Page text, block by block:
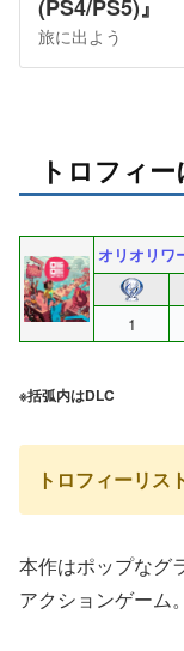
(PS4/PS5)』
旅に出よう
トロフィ
オリオリワ
1
※括弧内はDLC
トロフィーリス
本作はポップなグ
アクションゲーム。